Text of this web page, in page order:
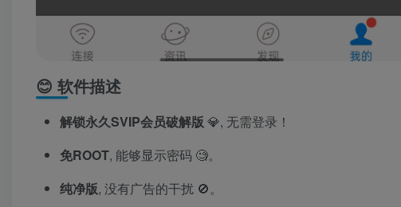
😊 软件描述
解锁永久SVIP会员破解版 💎, 无需登录！
免ROOT, 能够显示密码 🧐。
纯净版, 没有广告的干扰 🚫。